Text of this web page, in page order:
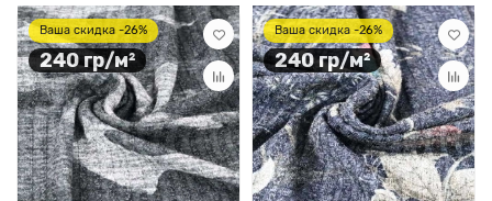
Ваша скидка -26%
240 гр/м²
Ваша скидка -26%
240 гр/м²